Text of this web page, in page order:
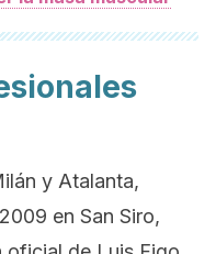
y Atalanta,
en San Siro,